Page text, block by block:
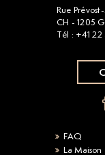
Rue
CH - 1205
Tél : +41 22
FAQ
La Maison